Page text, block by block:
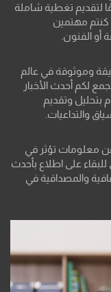
لتقديم تغطية شاملة
كنتم مهتمين
أو الفنون.
وموثوقة في عالم
لكم أحدث الأخبار
وتقديم
والتداعيات.
عن معلومات تؤثر في
على اطلاع بأحدث
والمصداقية في